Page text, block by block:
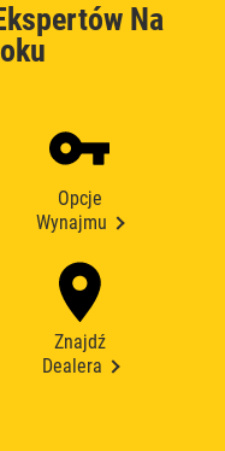
Na
Opcje
Wynajmu
Znajdź
Dealera